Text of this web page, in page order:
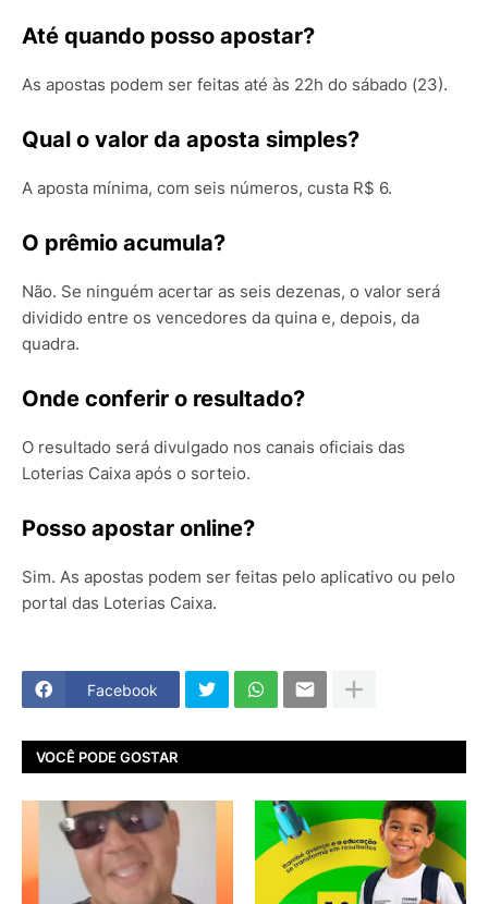
Até quando posso apostar?
As apostas podem ser feitas até às 22h do sábado (23).
Qual o valor da aposta simples?
A aposta mínima, com seis números, custa R$ 6.
O prêmio acumula?
Não. Se ninguém acertar as seis dezenas, o valor será
dividido entre os vencedores da quina e, depois, da
quadra.
Onde conferir o resultado?
O resultado será divulgado nos canais oficiais das
Loterias Caixa após o sorteio.
Posso apostar online?
Sim. As apostas podem ser feitas pelo aplicativo ou pelo
portal das Loterias Caixa.
Facebook
VOCÊ PODE GOSTAR